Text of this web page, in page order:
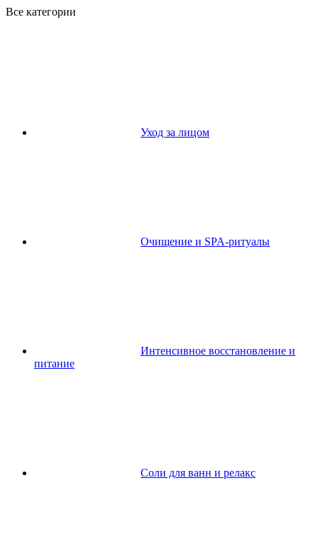
Все категории
Уход за лицом
Очищение и SPA-ритуалы
Интенсивное восстановление и
питание
Соли для ванн и релакс